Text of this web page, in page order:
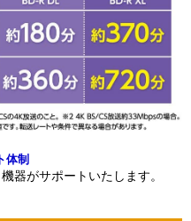
体制
器がサポートいたします。